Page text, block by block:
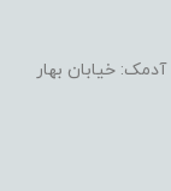
خیابان بهار